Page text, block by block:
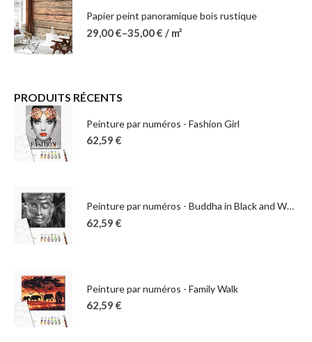
Papier peint panoramique bois rustique
29,00€–35,00€ / m²
PRODUITS RÉCENTS
Peinture par numéros - Fashion Girl
62,59 €
Peinture par numéros - Buddha in Black and White
62,59 €
Peinture par numéros - Family Walk
62,59 €